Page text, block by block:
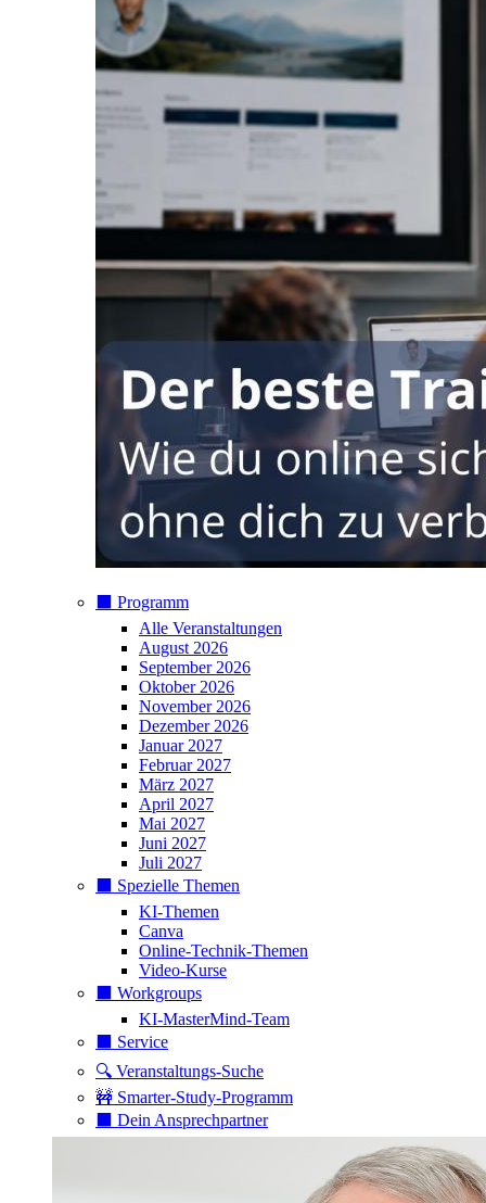
⬛️ Programm
Alle Veranstaltungen
August 2026
September 2026
Oktober 2026
November 2026
Dezember 2026
Januar 2027
Februar 2027
März 2027
April 2027
Mai 2027
Juni 2027
Juli 2027
⬛️ Spezielle Themen
KI-Themen
Canva
Online-Technik-Themen
Video-Kurse
⬛️ Workgroups
KI-MasterMind-Team
⬛️ Service
🔍 Veranstaltungs-Suche
🚧 Smarter-Study-Programm
⬛️ Dein Ansprechpartner